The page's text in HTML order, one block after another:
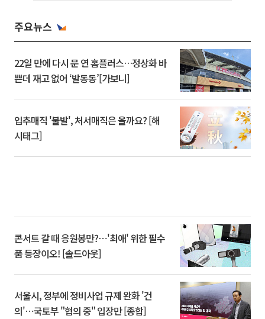
주요뉴스
22일 만에 다시 문 연 홈플러스…정상화 바
쁜데 재고 없어 ‘발동동’[가보니]
입추매직 '불발', 처서매직은 올까요? [해
시태그]
콘서트 갈 때 응원봉만?⋯'최애' 위한 필수
품 등장이오! [솔드아웃]
서울시, 정부에 정비사업 규제 완화 '건
의'⋯국토부 "협의 중" 입장만 [종합]